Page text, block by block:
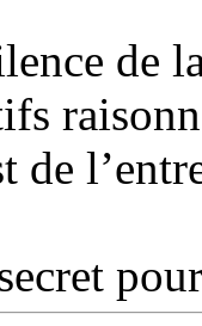
FORUM/
de
de